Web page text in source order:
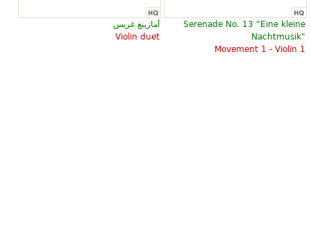
Serenade No. 13 "Eine kleine
Nachtmusik"
Movement 1 - Violin 1
أمازينغ غريس
Violin duet